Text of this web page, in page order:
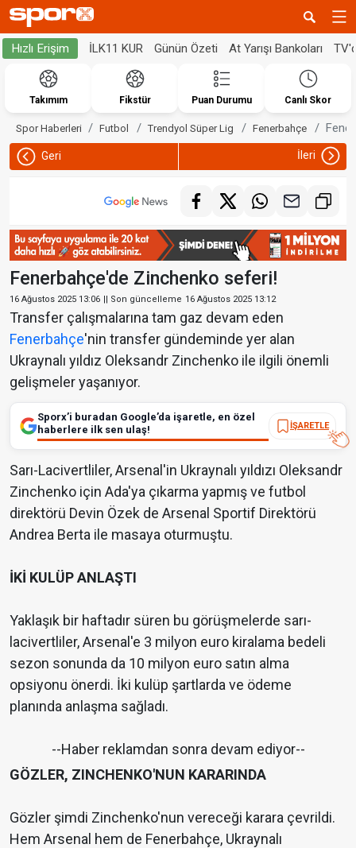
Hızlı Erişim İLK11 KUR Günün Özeti At Yarışı Bankoları
Takımım Fikstür Puan Durumu Canlı Skor
Spor Haberleri Futbol Trendyol Süper Lig Fenerbahçe
Geri İleri
Fenerbahçe'de Zinchenko seferi!
16 Ağustos 2025 13:06 || Son güncelleme 16 Ağustos 2025 13:12
Transfer çalışmalarına tam gaz devam eden
Fenerbahçe'nin transfer gündeminde yer alan
Ukraynalı yıldız Oleksandr Zinchenko ile ilgili önemli
gelişmeler yaşanıyor.
Sporx’i buradan Google’da işaretle, en özel
haberlere ilk sen ulaş!
İŞARETLE
Sarı-Lacivertliler, Arsenal'in Ukraynalı yıldızı Oleksandr
Zinchenko için Ada'ya çıkarma yapmış ve futbol
direktörü Devin Özek de Arsenal Sportif Direktörü
Andrea Berta ile masaya oturmuştu.
İKİ KULÜP ANLAŞTI
Yaklaşık bir haftadır süren bu görüşmelerde sarı-
lacivertliler, Arsenal'e 3 milyon euro kiralama bedeli
sezon sonunda da 10 milyon euro satın alma
opsiyonu önerdi. İki kulüp şartlarda ve ödeme
planında anlaşma sağladı.
--Haber reklamdan sonra devam ediyor--
GÖZLER, ZINCHENKO'NUN KARARINDA
Gözler şimdi Zinchenko'nun vereceği karara çevrildi.
Hem Arsenal hem de Fenerbahçe, Ukraynalı